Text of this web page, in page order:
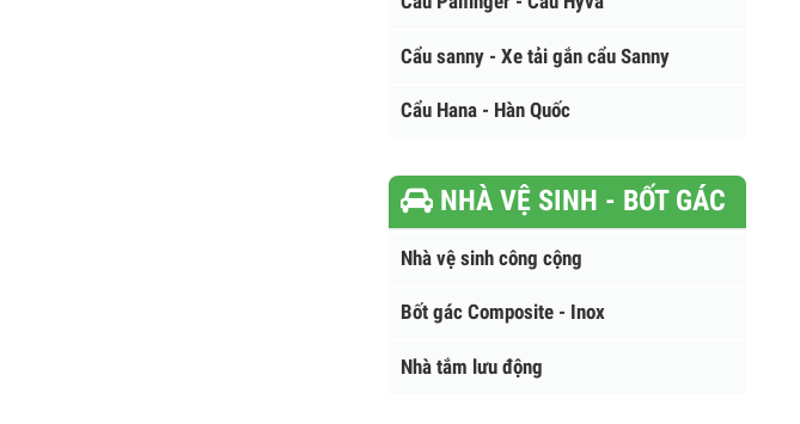
Cẩu Hana - Hàn Quốc